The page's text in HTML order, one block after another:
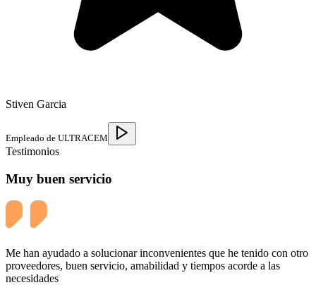
Stiven Garcia
Empleado de ULTRACEM
Testimonios
Muy buen servicio
Me han ayudado a solucionar inconvenientes que he tenido con otro
proveedores, buen servicio, amabilidad y tiempos acorde a las
necesidades